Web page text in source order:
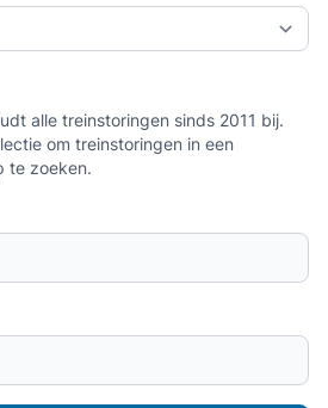
alle treinstoringen sinds 2011 bij.
om treinstoringen in een
te zoeken.